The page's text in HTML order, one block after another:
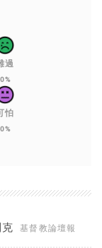
過
0%
怕
0%
基督教論壇報